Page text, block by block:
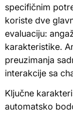
specifičnim
koriste dve
evaluaciju:
karakteristike.
preuzimanja
interakcije sa
Ključne
automatsko